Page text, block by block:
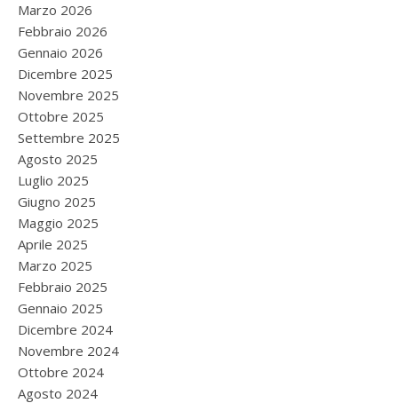
Marzo 2026
Febbraio 2026
Gennaio 2026
Dicembre 2025
Novembre 2025
Ottobre 2025
Settembre 2025
Agosto 2025
Luglio 2025
Giugno 2025
Maggio 2025
Aprile 2025
Marzo 2025
Febbraio 2025
Gennaio 2025
Dicembre 2024
Novembre 2024
Ottobre 2024
Agosto 2024